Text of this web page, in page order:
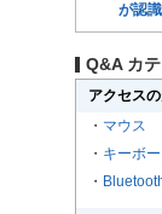
が認
Q&A カ
アクセス
・ マウス
・ キーボ
・